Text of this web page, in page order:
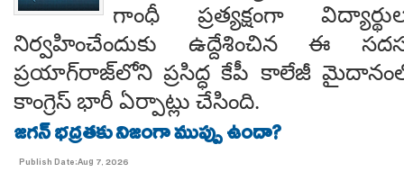
గాంధీ ప్రత్యక్షంగా
నిర్వహించేందుకు ఉద్దేశించిన ఈ
ప్రయాగ్‌రాజ్‌లోని ప్రసిద్ధ కేపీ కాలేజీ మైదానంలో
కాంగ్రెస్ భారీ ఏర్పాట్లు చేసింది.
జగన్ భద్రతకు నిజంగా ముప్పు ఉందా?
Publish Date:Aug 7, 2026